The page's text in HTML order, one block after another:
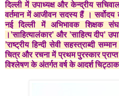
दिल्ली में उपाध्यक्ष और केन्द्रीय
वर्तमान में आजीवन सदस्य हैं । सर्वोदय
नई दिल्ली में अभिभावक शिक्षक
।’साहित्यालंकार’ और ’साहित्य दीप’
’राष्ट्रीय हिन्दी सेवी सहस्त्राब्दी
चित्र और रचना में प्रथम पुरस्कार प्राप्त
विश्लेषण के अंतर्गत वर्ष के आदर्श